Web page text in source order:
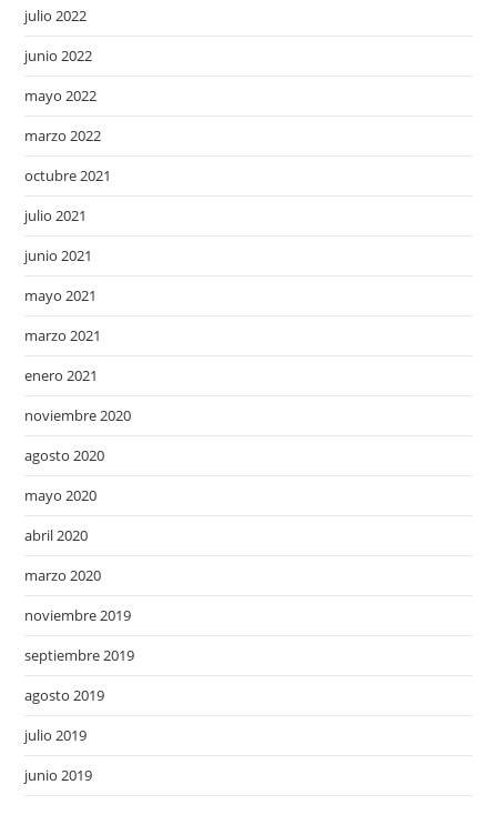
julio 2022
junio 2022
mayo 2022
marzo 2022
octubre 2021
julio 2021
junio 2021
mayo 2021
marzo 2021
enero 2021
noviembre 2020
agosto 2020
mayo 2020
abril 2020
marzo 2020
noviembre 2019
septiembre 2019
agosto 2019
julio 2019
junio 2019